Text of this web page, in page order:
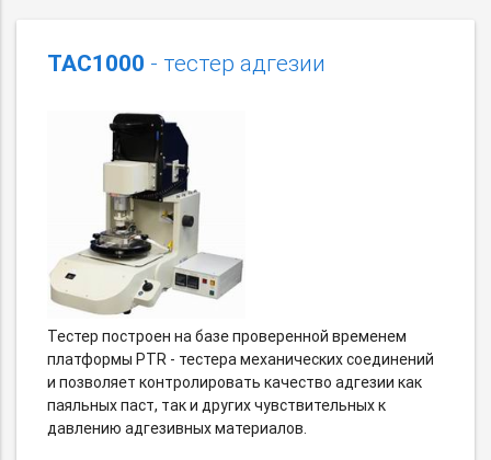
TAC1000 - тестер адгезии
Тестер построен на базе проверенной временем
платформы PTR - тестера механических соединений
и позволяет контролировать качество адгезии как
паяльных паст, так и других чувствительных к
давлению адгезивных материалов.